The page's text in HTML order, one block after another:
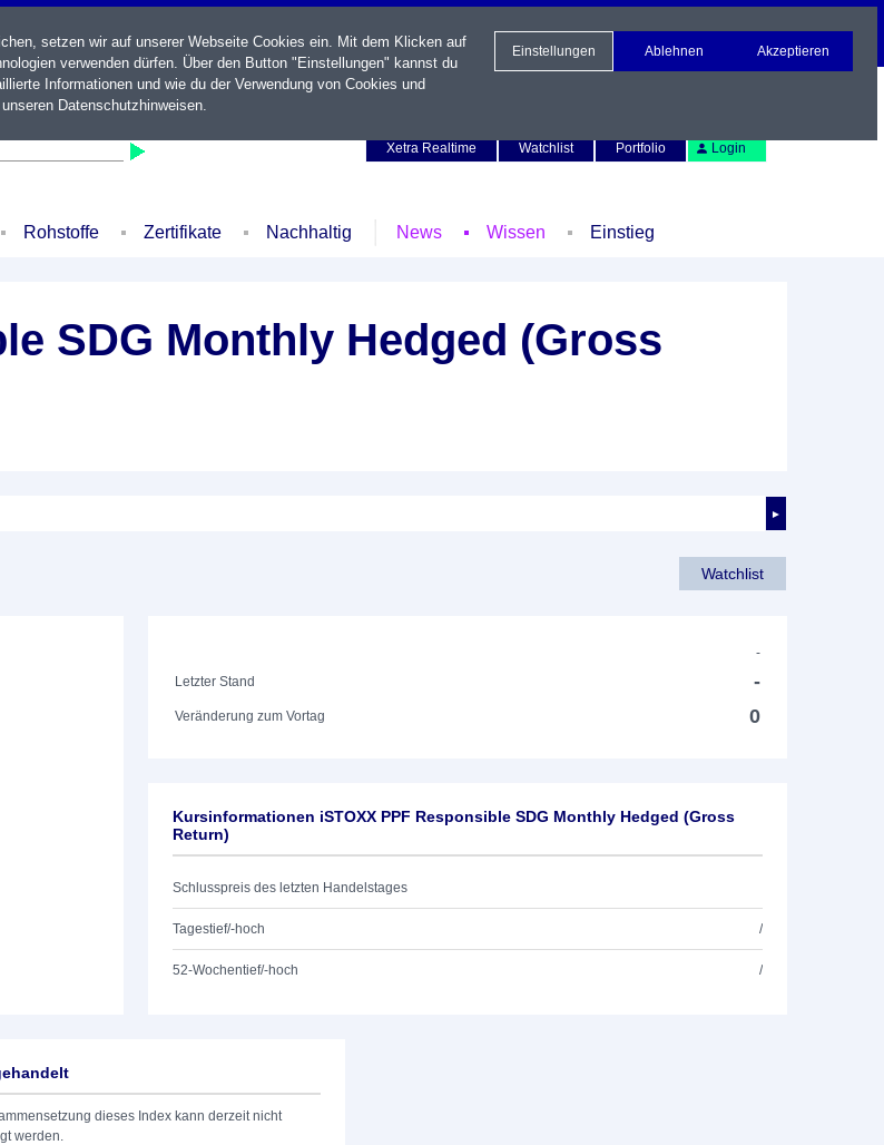
Xetra Realtime
Watchlist Portfolio Login
Rohstoffe Zertifikate Nachhaltig News Wissen Einstieg
SDG Monthly Hedged (Gross
►
Watchlist
-
Letzter Stand
-
Veränderung zum Vortag 0
Kursinformationen iSTOXX PPF Responsible SDG Monthly Hedged (Gross
Return)
Schlusspreis des letzten Handelstages
Tagestief/-hoch /
52-Wochentief/-hoch /
dieses Index kann derzeit nicht
werden.
setzen wir auf unserer Webseite Cookies ein. Mit dem Klicken auf
verwenden dürfen. Über den Button "Einstellungen" kannst du
Informationen und wie du der Verwendung von Cookies und
Datenschutzhinweisen.
Einstellungen Ablehnen Akzeptieren